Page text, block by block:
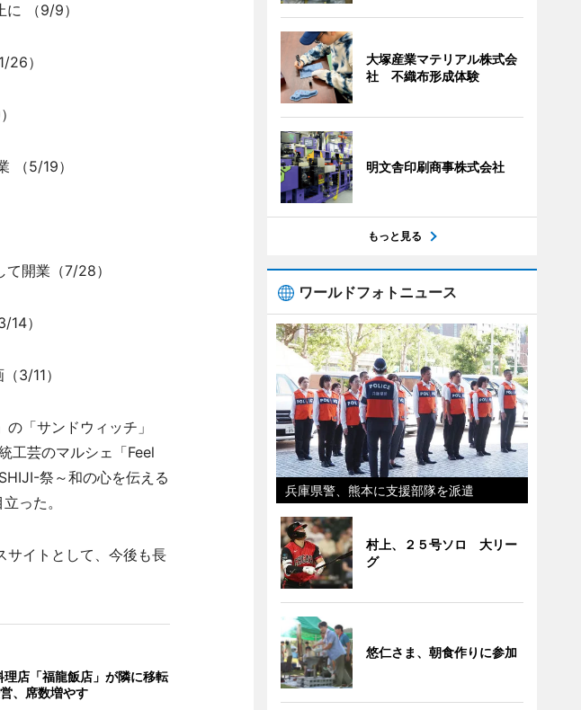
（9/9）
）
（5/19）
開業（7/28）
）
3/11）
「サンドウィッチ」
工芸のマルシェ「Feel
祭～和の心を伝える
った。
イトとして、今後も長
理店「福龍飯店」が隣に移転
、席数増やす
大塚産業マテリアル株式会
社 不織布形成体験
明文舎印刷商事株式会社
もっと見る
ワールドフォトニュース
兵庫県警、熊本に支援部隊を派遣
村上、２５号ソロ 大リー
グ
悠仁さま、朝食作りに参加